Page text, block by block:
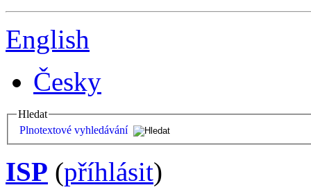
English
Česky
Hledat
Plnotextové vyhledávání
ISP (příhlásit)